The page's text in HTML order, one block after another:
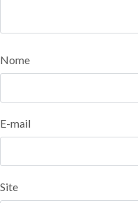
Nome
E-mail
Site